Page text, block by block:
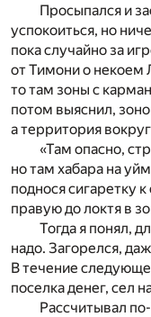
Просыпался и
успокоиться, но
пока случайно за
от Тимони о некоем
то там зоны с
потом выяснил,
а территория
«Там опасно,
но там хабара на
поднося сигаретку
правую до локтя в
Тогда я понял,
надо. Загорелся,
В течение
поселка денег, сел
Рассчитывал